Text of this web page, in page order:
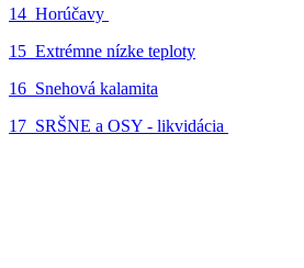
14_Horúčavy
15_Extrémne nízke teploty
16_Snehová kalamita
17_SRŠNE a OSY - likvidácia